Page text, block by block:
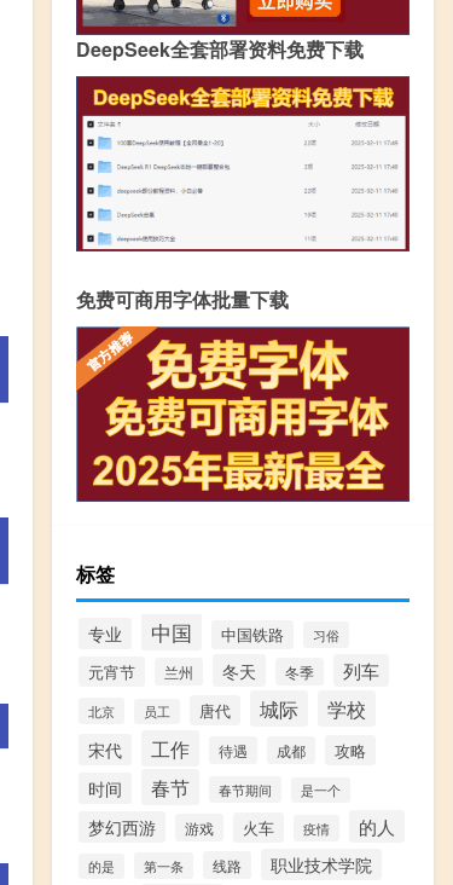
DeepSeek全套部署资料免费下载
免费可商用字体批量下载
标签
专业 中国 中国铁路 习俗
元宵节 兰州 冬天 冬季 列车
北京 员工 唐代 城际 学校
宋代 工作 待遇 成都 攻略
时间 春节 春节期间 是一个
梦幻西游 游戏 火车 疫情 的人
的是 第一条 线路
职业技术学院